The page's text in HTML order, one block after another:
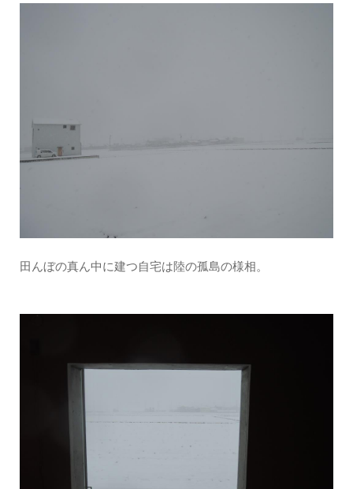
田んぼの真ん中に建つ自宅は陸の孤島の様相。